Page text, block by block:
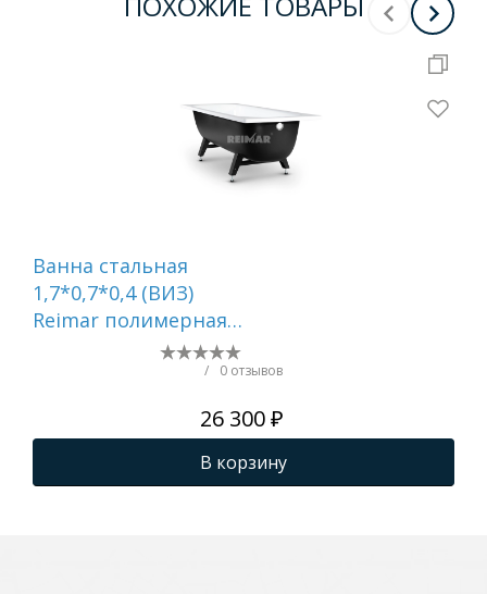
Ванна стальная
1,7*0,7*0,4 (ВИЗ)
Reimar полимерная
"Белая Орхидея"
цв.белый (ОР-01205)
/ 0 отзывов
26 300 ₽
В корзину